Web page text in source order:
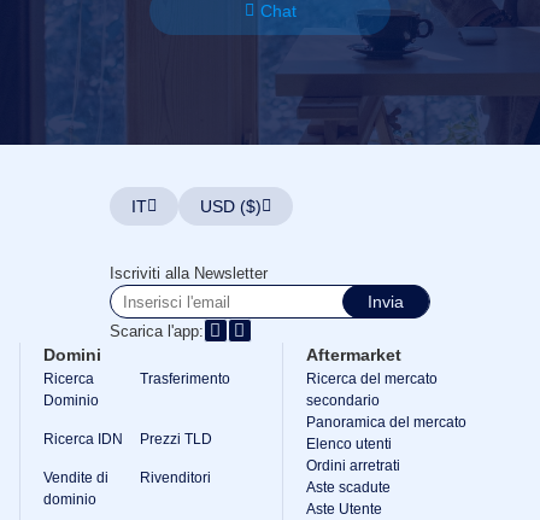
Chat
IT USD ($)
Iscriviti alla Newsletter
Invia
Scarica l'app:
Domini
Ricerca
Dominio
Trasferimento
Ricerca IDN Prezzi TLD
Vendite di
dominio
Rivenditori
Aftermarket
Ricerca del mercato
secondario
Panoramica del mercato
Elenco utenti
Ordini arretrati
Aste scadute
Aste Utente